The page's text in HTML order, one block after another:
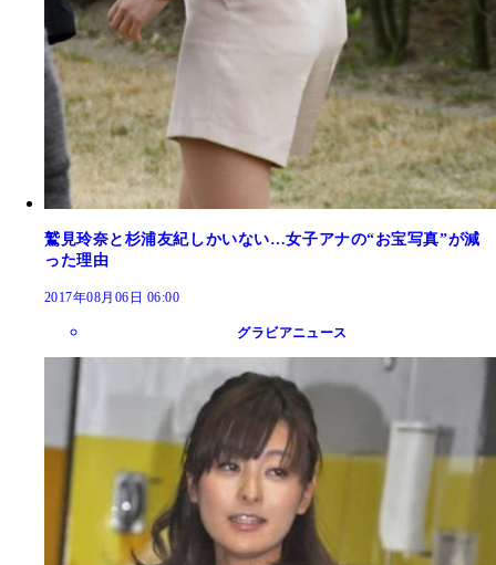
鷲見玲奈と杉浦友紀しかいない…女子アナの“お宝写真”が減
った理由
2017年08月06日 06:00
グラビアニュース